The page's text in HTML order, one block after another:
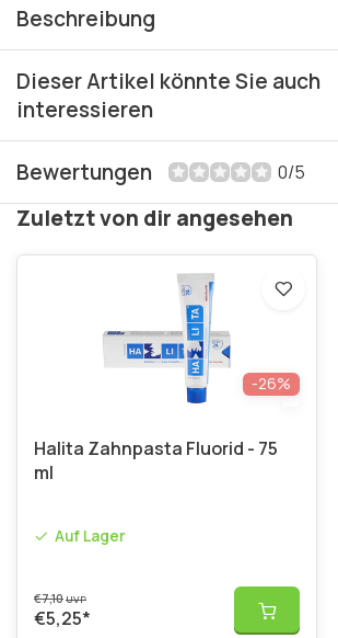
Beschreibung
Dieser Artikel könnte Sie auch
interessieren
Bewertungen 0/5
Zuletzt von dir angesehen
-26%
Halita Zahnpasta Fluorid - 75
ml
Auf Lager
€7,10UVP
€5,25*